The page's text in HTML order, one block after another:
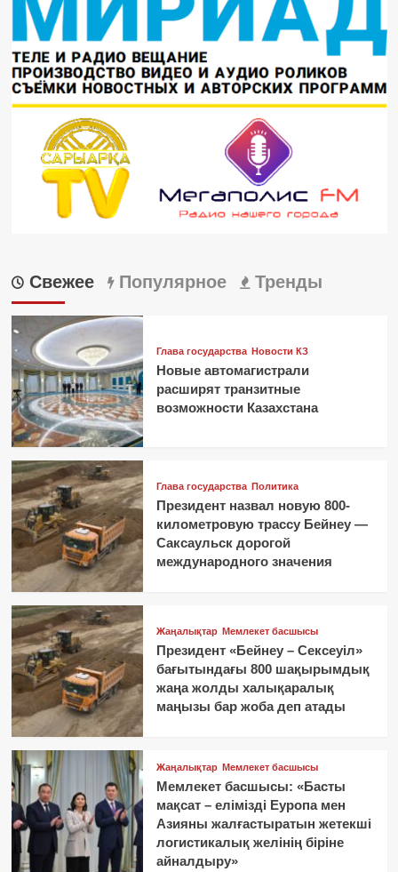
Свежее Популярное Тренды
Глава государства Новости КЗ
Новые автомагистрали
расширят транзитные
возможности Казахстана
Глава государства Политика
Президент назвал новую 800-
километровую трассу Бейнеу —
Саксаульск дорогой
международного значения
Жаңалықтар Мемлекет басшысы
Президент «Бейнеу – Сексеуіл»
бағытындағы 800 шақырымдық
жаңа жолды халықаралық
маңызы бар жоба деп атады
Жаңалықтар Мемлекет басшысы
Мемлекет басшысы: «Басты
мақсат – елімізді Еуропа мен
Азияны жалғастыратын жетекші
логистикалық желінің біріне
айналдыру»